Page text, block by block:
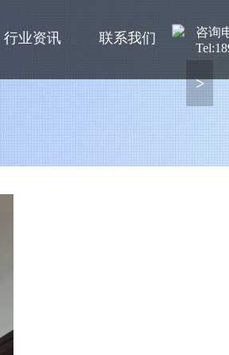
>
咨询
行业资讯 联系我们